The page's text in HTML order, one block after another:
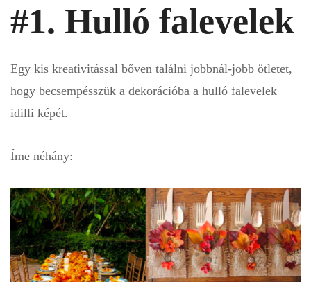
#1. Hulló falevelek
Egy kis kreativitással bőven találni jobbnál-jobb ötletet,
hogy becsempésszük a dekorációba a hulló falevelek
idilli képét.
Íme néhány: